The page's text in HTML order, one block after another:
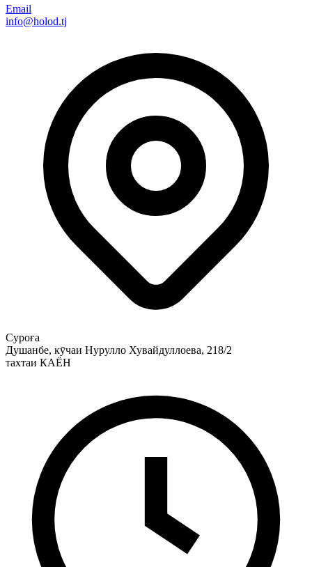
Email
info@holod.tj
Суроға
Душанбе, кӯчаи Нурулло Хувайдуллоева, 218/2
тахтаи КАЁН